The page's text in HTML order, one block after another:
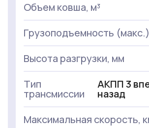
Объем ковша, м³
Грузоподъемность
Высота разгрузки, мм
Тип
трансмиссии
АКПП 3
назад
Максимальная скорость,